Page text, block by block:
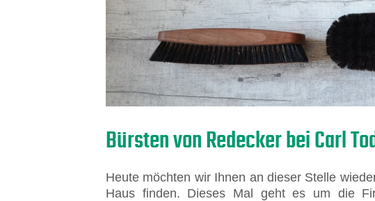
Bürsten von Redecker bei Carl
Heute möchten wir Ihnen an dieser Stelle
Haus finden. Dieses Mal geht es um die